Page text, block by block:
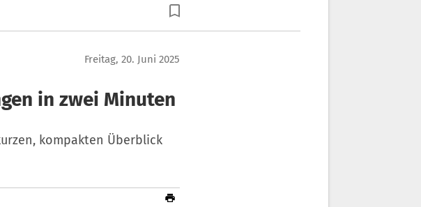
Freitag, 20. Juni 2025
in zwei Minuten
kompakten Überblick